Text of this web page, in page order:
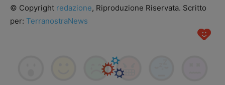
© Copyright redazione, Riproduzione Riservata. Scritto
per: TerranostraNews